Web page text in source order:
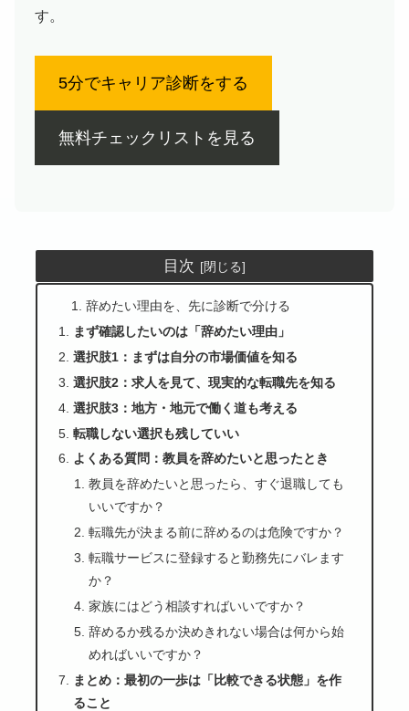
す。
5分でキャリア診断をする
無料チェックリストを見る
目次
辞めたい理由を、先に診断で分ける
まず確認したいのは「辞めたい理由」
選択肢1：まずは自分の市場価値を知る
選択肢2：求人を見て、現実的な転職先を知る
選択肢3：地方・地元で働く道も考える
転職しない選択も残していい
よくある質問：教員を辞めたいと思ったとき
教員を辞めたいと思ったら、すぐ退職しても
いいですか？
転職先が決まる前に辞めるのは危険ですか？
転職サービスに登録すると勤務先にバレます
か？
家族にはどう相談すればいいですか？
辞めるか残るか決めきれない場合は何から始
めればいいですか？
まとめ：最初の一歩は「比較できる状態」を作
ること